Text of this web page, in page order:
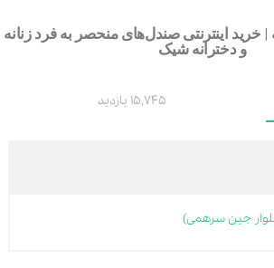
| خرید اینترنتی صندل‌های منحصر به فرد زنانه
و دخترانه شیک
15,745 بازدید
جین سرهمی)